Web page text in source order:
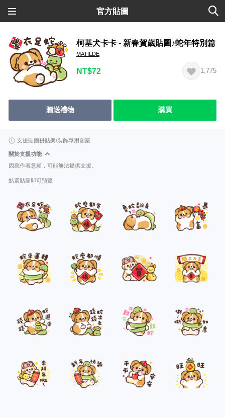
官方貼圖
柯基犬卡卡 - 新春賀歲貼圖♪蛇年特別篇
MATILDE
NT$72 1,775
贈送禮物 購買
支援貼圖拼貼樂/裝飾專用圖案
關於支援功能
因應作者意願，可能無法提供支援。
點選貼圖即可預覽